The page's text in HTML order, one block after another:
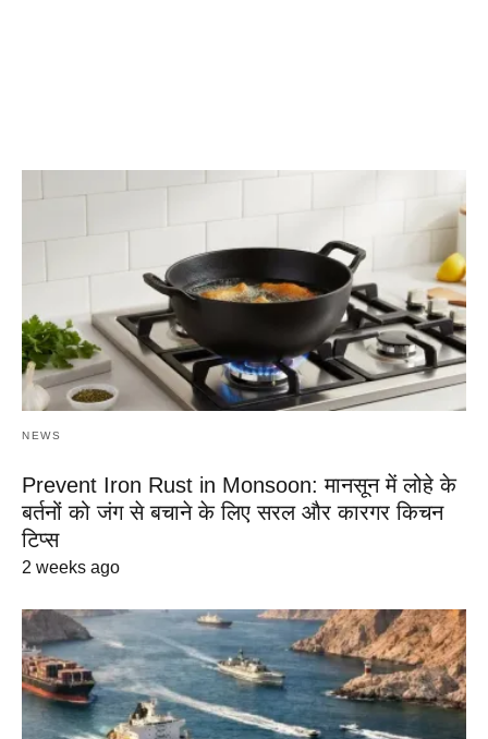
NEWS
Prevent Iron Rust in Monsoon: मानसून में लोहे के
बर्तनों को जंग से बचाने के लिए सरल और कारगर किचन
टिप्स
2 weeks ago